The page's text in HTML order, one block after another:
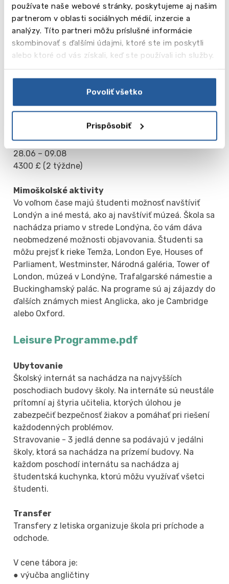
používate naše webové stránky, poskytujeme aj našim
partnerom v oblasti sociálnych médií, inzercie a
analýzy. Títo partneri môžu príslušné informácie
skombinovať s ďalšími údajmi, ktoré ste im poskytli
alebo ktoré od vás získali, keď ste používali ich služby.
Povoliť všetko
Prispôsobiť
hostí patrila napríklad jediná trénerka Premier
League, generálna riaditeľka medzinárodnej
spoločnosti, riaditeľka poprednej medzinárodnej
školy a mnohí ďalší.
študovanou tematikou a získané poznatky môžu
uplatniť v praxi, napríklad pri organizovaní a vedení
charitatívnej kampane alebo vývoji a prezentovaní
Termíny (2026):
28.06 – 09.08
4300 £ (2 týždne)
Mimoškolské aktivity
Vo voľnom čase majú študenti možnosť navštíviť
Londýn a iné mestá, ako aj navštíviť múzeá. Škola sa
nachádza priamo v strede Londýna, čo vám dáva
neobmedzené možnosti objavovania. Študenti sa
môžu prejsť k rieke Temža, London Eye, Houses of
Parliament, Westminster, Národná galéria, Tower of
London, múzeá v Londýne, Trafalgarské námestie a
Buckinghamský palác. Na programe sú aj zájazdy do
ďalších známych miest Anglicka, ako je Cambridge
alebo Oxford.
Leisure Programme.pdf
Ubytovanie
Školský internát sa nachádza na najvyšších
poschodiach budovy školy. Na internáte sú neustále
prítomní aj štyria učitelia, ktorých úlohou je
zabezpečiť bezpečnosť žiakov a pomáhať pri riešení
každodenných problémov.
Stravovanie - 3 jedlá denne sa podávajú v jedálni
školy, ktorá sa nachádza na prízemí budovy. Na
každom poschodí internátu sa nachádza aj
študentská kuchynka, ktorú môžu využívať všetci
študenti.
Transfer
Transfery z letiska organizuje škola pri príchode a
odchode.
V cene tábora je:
● výučba angličtiny